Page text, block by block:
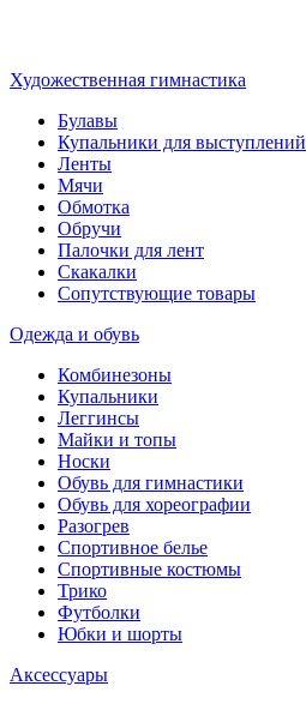
Художественная гимнастика
Булавы
Купальники для выступлений
Ленты
Мячи
Обмотка
Обручи
Палочки для лент
Скакалки
Сопутствующие товары
Одежда и обувь
Комбинезоны
Купальники
Леггинсы
Майки и топы
Носки
Обувь для гимнастики
Обувь для хореографии
Разогрев
Спортивное белье
Спортивные костюмы
Трико
Футболки
Юбки и шорты
Аксессуары